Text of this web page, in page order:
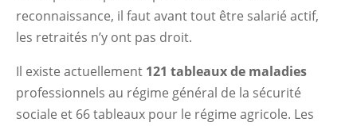
reconnaissance, il faut avant tout être salarié actif,
les retraités n’y ont pas droit.
Il existe actuellement 121 tableaux de maladies
professionnels au régime général de la sécurité
sociale et 66 tableaux pour le régime agricole. Les